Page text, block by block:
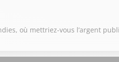
où mettriez-vous l’argent